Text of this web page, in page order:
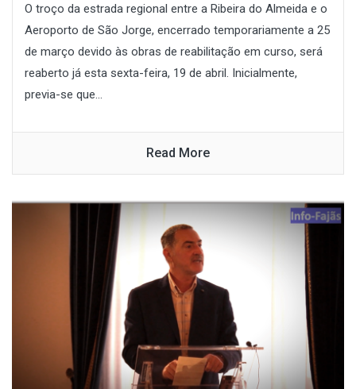
O troço da estrada regional entre a Ribeira do Almeida e o
Aeroporto de São Jorge, encerrado temporariamente a 25
de março devido às obras de reabilitação em curso, será
reaberto já esta sexta-feira, 19 de abril. Inicialmente,
previa-se que...
Read More